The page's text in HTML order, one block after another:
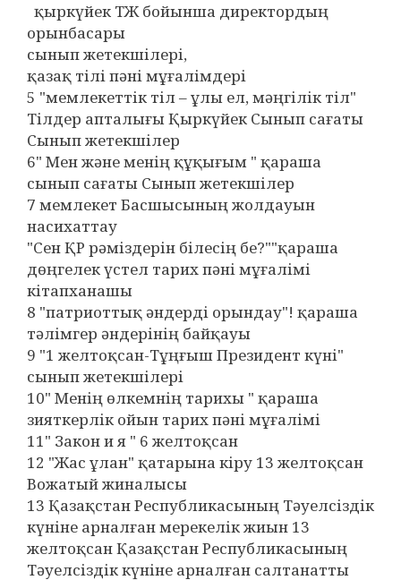
қыркүйек ТЖ бойынша директордың
орынбасары
сынып жетекшілері,
қазақ тілі пәні мұғалімдері
5 "мемлекеттік тіл – ұлы ел, мәңгілік тіл"
Тілдер апталығы Қыркүйек Сынып сағаты
Сынып жетекшілер
6" Мен және менің құқығым " қараша
сынып сағаты Сынып жетекшілер
7 мемлекет Басшысының жолдауын
насихаттау
"Сен ҚР рәміздерін білесің бе?""қараша
дөңгелек үстел тарих пәні мұғалімі
кітапханашы
8 "патриоттық әндерді орындау"! қараша
тәлімгер әндерінің байқауы
9 "1 желтоқсан-Тұңғыш Президент күні"
сынып жетекшілері
10" Менің өлкемнің тарихы " қараша
зияткерлік ойын тарих пәні мұғалімі
11" Закон и я " 6 желтоқсан
12 "Жас ұлан" қатарына кіру 13 желтоқсан
Вожатый жиналысы
13 Қазақстан Республикасының Тәуелсіздік
күніне арналған мерекелік жиын 13
желтоқсан Қазақстан Республикасының
Тәуелсіздік күніне арналған салтанатты